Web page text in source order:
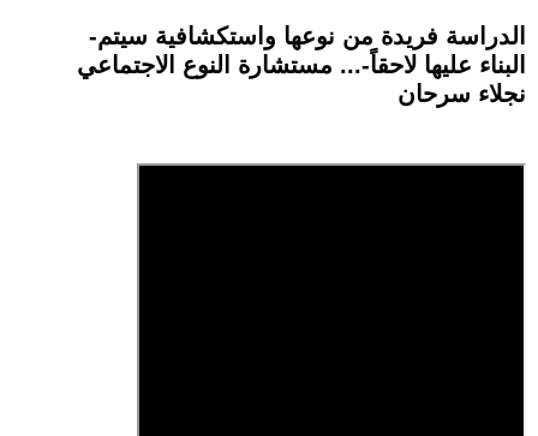
-الدراسة فريدة من نوعها واستكشافية سيتم
البناء عليها لاحقاً-... مستشارة النوع الاجتماعي
نجلاء سرحان